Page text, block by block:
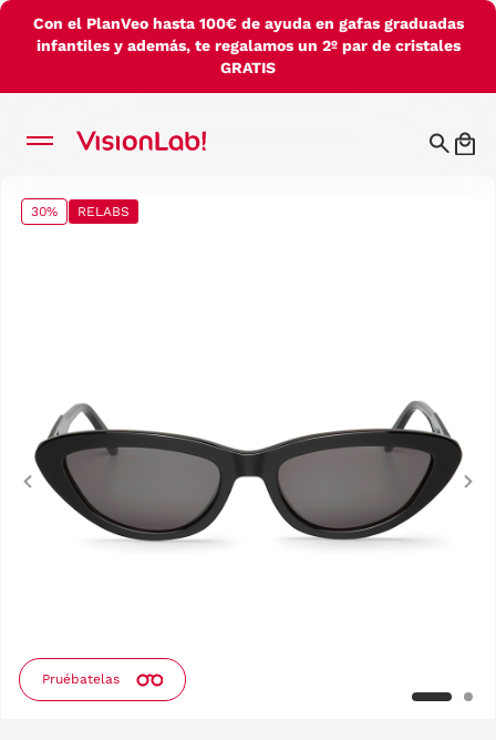
Con el PlanVeo hasta 100€ de ayuda en gafas graduadas
infantiles y además, te regalamos un 2º par de cristales
GRATIS
30% RELABS
Pruébatelas
Previous